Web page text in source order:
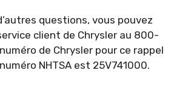
questions, vous pouvez
client de Chrysler au 800-
de Chrysler pour ce rappel
NHTSA est 25V741000.